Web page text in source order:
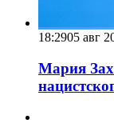
18:2905 авг
Мария